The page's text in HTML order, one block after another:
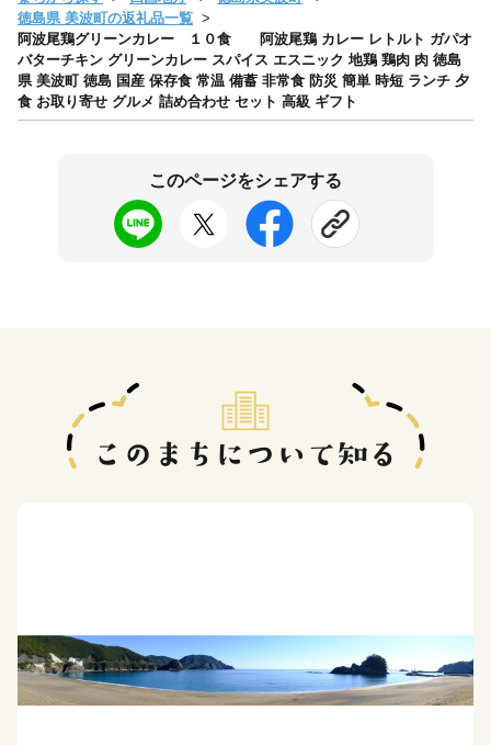
徳島県 美波町の返礼品一覧
阿波尾鶏グリーンカレー １０食 阿波尾鶏 カレー レトルト ガパオ
バターチキン グリーンカレー スパイス エスニック 地鶏 鶏肉 肉 徳島
県 美波町 徳島 国産 保存食 常温 備蓄 非常食 防災 簡単 時短 ランチ 夕
食 お取り寄せ グルメ 詰め合わせ セット 高級 ギフト
このページをシェアする